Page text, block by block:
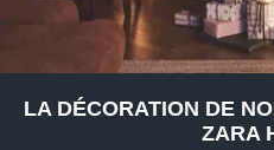
LA DÉCORATION DE
ZARA